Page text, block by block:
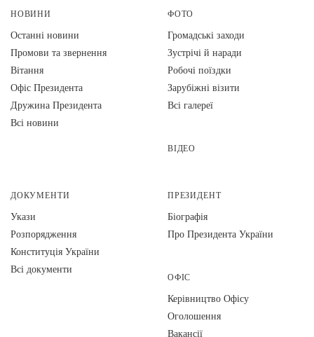
НОВИНИ
Останні новини
Промови та звернення
Вiтання
Офіс Президента
Дружина Президента
Всі новини
ФОТО
Громадські заходи
Зустрічі й наради
Робочі поїздки
Зарубіжні візити
Всі галереї
ВІДЕО
ДОКУМЕНТИ
Укази
Розпорядження
Конституція України
Всі документи
ПРЕЗИДЕНТ
Біографія
Про Президента України
ОФІС
Керівництво Офісу
Оголошення
Вакансії